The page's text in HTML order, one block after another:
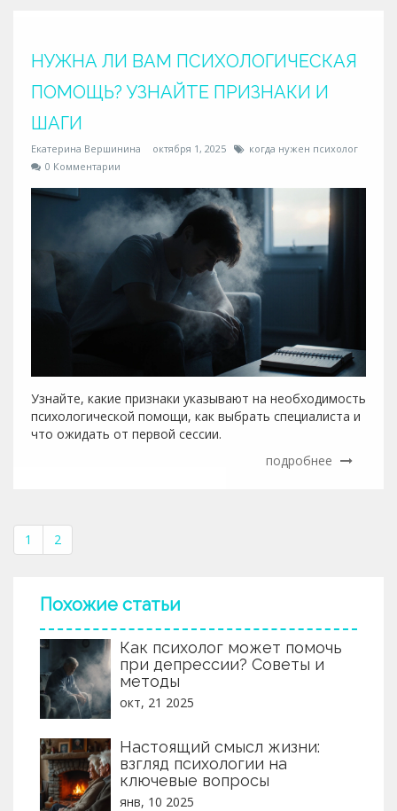
НУЖНА ЛИ ВАМ ПСИХОЛОГИЧЕСКАЯ
ПОМОЩЬ? УЗНАЙТЕ ПРИЗНАКИ И
ШАГИ
Екатерина Вершинина октября 1, 2025
когда нужен психолог
0 Комментарии
Узнайте, какие признаки указывают на необходимость
психологической помощи, как выбрать специалиста и
что ожидать от первой сессии.
подробнее
1 2
Похожие статьи
Как психолог может помочь
при депрессии? Советы и
методы
окт, 21 2025
Настоящий смысл жизни:
взгляд психологии на
ключевые вопросы
янв, 10 2025